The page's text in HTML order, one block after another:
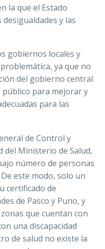
la que el Estado
y las
gobiernos locales y
ya que no
del gobierno central
para mejorar y
para las
de Control y
del Ministerio de Salud,
número de personas
este modo, solo un
certificado de
de Pasco y Puno, y
que cuentan con
una discapacidad
de salud no existe la